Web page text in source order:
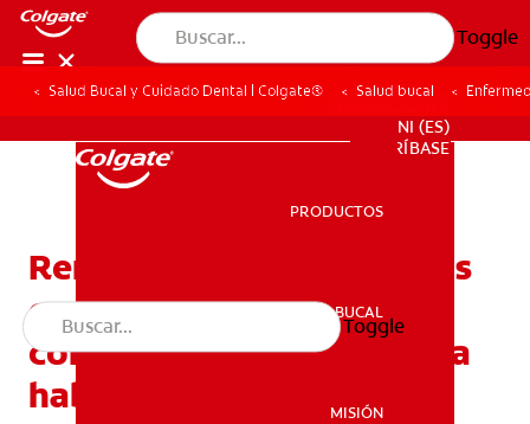
Toggle
SALUD BUCAL
NI (ES)
SUSCRÍBASE
PRODUCTOS
SALUD BUCAL
MISIÓN
Toggle
Salud Bucal y Cuidado Dental | Colgate® Salud bucal
Remedios caseros seguros
contra la gingivitis para
complementar su limpieza
habitual